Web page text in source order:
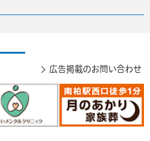
広告掲載のお問い合わせ